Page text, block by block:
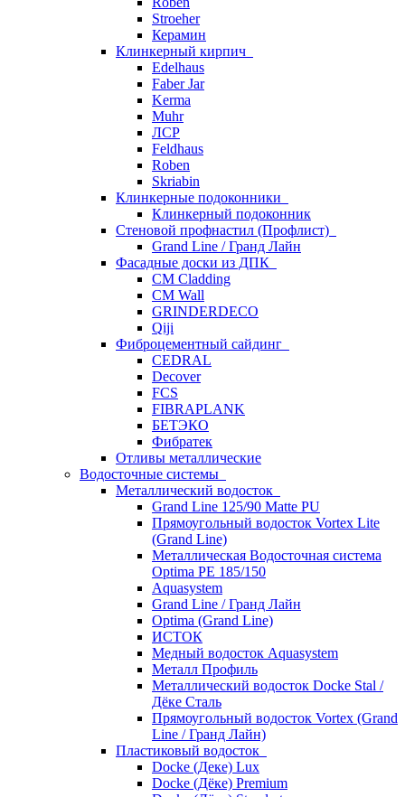
Stroeher
Керамин
Клинкерный кирпич
Edelhaus
Faber Jar
Kerma
Muhr
ЛСР
Feldhaus
Roben
Skriabin
Клинкерные подоконники
Клинкерный подоконник
Стеновой профнастил (Профлист)
Grand Line / Гранд Лайн
Фасадные доски из ДПК
CM Cladding
CM Wall
GRINDERDECO
Qiji
Фиброцементный сайдинг
CEDRAL
Decover
FCS
FIBRAPLANK
БЕТЭКО
Фибратек
Отливы металлические
Водосточные системы
Металлический водосток
Grand Line 125/90 Matte PU
Прямоугольный водосток Vortex Lite
(Grand Line)
Металлическая Водосточная система
Optima PE 185/150
Aquasystem
Grand Line / Гранд Лайн
Optima (Grand Line)
ИСТОК
Медный водосток Aquasystem
Металл Профиль
Металлический водосток Docke Stal /
Дёке Сталь
Прямоугольный водосток Vortex (Grand
Line / Гранд Лайн)
Пластиковый водосток
Docke (Деке) Lux
Docke (Дёке) Premium